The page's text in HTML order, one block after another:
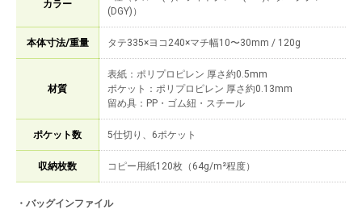
カラー
(DGY)）
本体寸法/重量 タテ335×ヨコ240×マチ幅10〜30mm / 120g
材質
表紙：ポリプロピレン 厚さ約0.5mm
ポケット：ポリプロピレン 厚さ約0.13mm
留め具：PP・ゴム紐・スチール
ポケット数 5仕切り、6ポケット
収納枚数 コピー用紙120枚（64g/m²程度）
・バッグインファイル